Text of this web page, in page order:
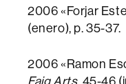
2006 «Forjar
(enero), p. 35-37.
2006 «Ramon
Faig Arts, 45-46